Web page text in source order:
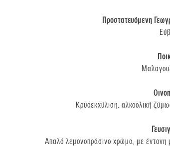
Προστατευόμενη
Κρυοεκχύλιση, αλκοολική
Απαλό λεμονοπράσινο χρώμα, με έντονη